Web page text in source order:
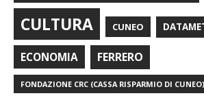
CULTURA CUNEO
ECONOMIA FERRERO
FONDAZIONE CRC (CASSA RISPARMIO DI CUNEO)